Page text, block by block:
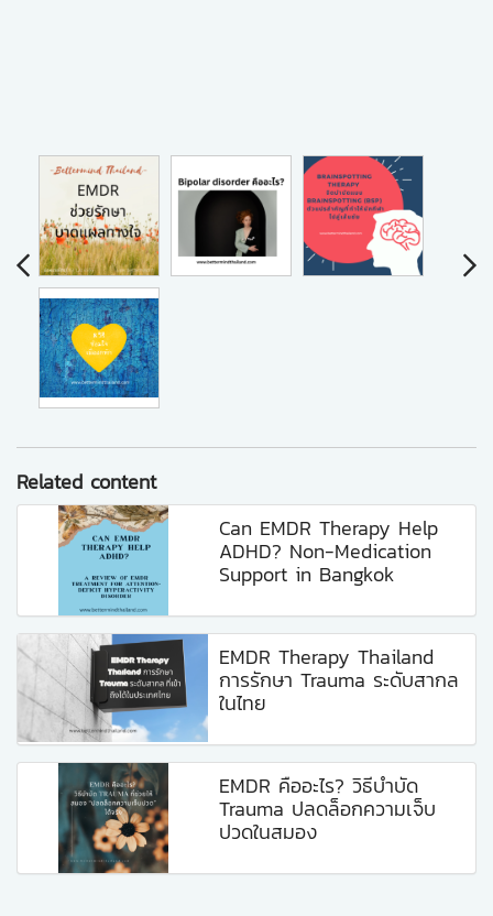
Related content
Can EMDR Therapy Help
ADHD? Non-Medication
Support in Bangkok
EMDR Therapy Thailand
การรักษา Trauma ระดับสากล
ในไทย
EMDR คืออะไร? วิธีบำบัด
Trauma ปลดล็อกความเจ็บ
ปวดในสมอง